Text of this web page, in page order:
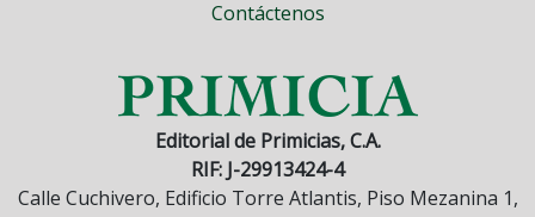
Contáctenos
Editorial de Primicias, C.A.
RIF: J-29913424-4
Calle Cuchivero, Edificio Torre Atlantis, Piso Mezanina 1,